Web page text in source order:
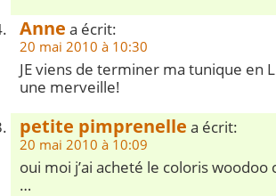
Anne a écrit:
20 mai 2010 à 10:30
JE viens de terminer ma tunique en
une merveille!
petite pimprenelle a écrit:
20 mai 2010 à 10:09
oui moi j’ai acheté le coloris
…